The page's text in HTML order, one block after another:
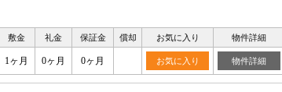
敷金 礼金 保証金 償却 お気に入り 物件詳細
1ヶ月 0ヶ月 0ヶ月 お気に入り 物件詳細